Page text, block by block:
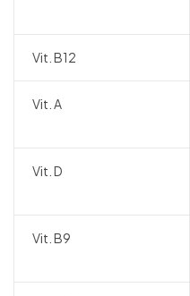
Vit. B12
Vit. A
Vit. D
Vit. B9